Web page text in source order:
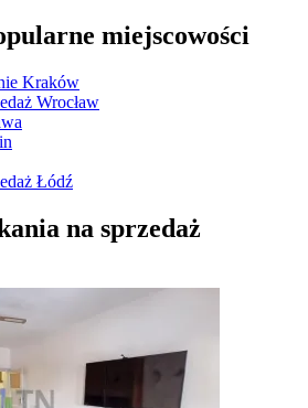
miejscowości
Kraków
Wrocław
Łódź
na sprzedaż